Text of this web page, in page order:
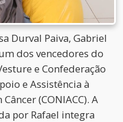
Durval Paiva, Gabriel
dos vencedores do
e Confederação
e Assistência à
(CONIACC). A
por Rafael integra